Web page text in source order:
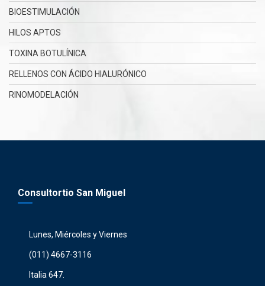
BIOESTIMULACIÓN
HILOS APTOS
TOXINA BOTULÍNICA
RELLENOS CON ÁCIDO HIALURÓNICO
RINOMODELACIÓN
Consultortio San Miguel
Lunes, Miércoles y Viernes
(011) 4667-3116
Italia 647.